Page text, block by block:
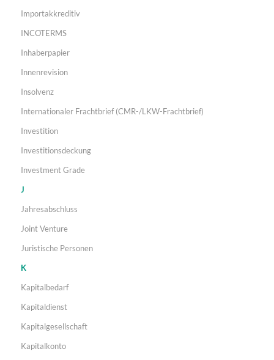
Importakkreditiv
INCOTERMS
Inhaberpapier
Innenrevision
Insolvenz
Internationaler Frachtbrief (CMR-/LKW-Frachtbrief)
Investition
Investitionsdeckung
Investment Grade
J
Jahresabschluss
Joint Venture
Juristische Personen
K
Kapitalbedarf
Kapitaldienst
Kapitalgesellschaft
Kapitalkonto